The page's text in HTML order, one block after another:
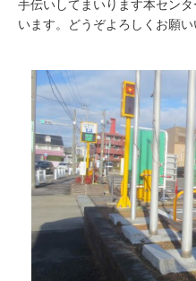
手伝いしてまいります本セン
います。どうぞよろしくお願